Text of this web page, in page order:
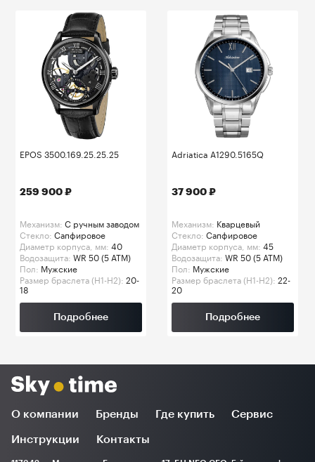
EPOS 3500.169.25.25.25
259 900 ₽
Механизм: C ручным заводом
Стекло: Сапфировое
Диаметр корпуса, мм: 40
Водозащита: WR 50 (5 ATM)
Пол: Мужские
Размер браслета (H1-H2): 20-
18
Подробнее
Adriatica A1290.5165Q
37 900 ₽
Механизм: Кварцевый
Стекло: Сапфировое
Диаметр корпуса, мм: 45
Водозащита: WR 50 (5 ATM)
Пол: Мужские
Размер браслета (H1-H2): 22-
20
Подробнее
О компании Бренды Где купить Сервис
Инструкции Контакты